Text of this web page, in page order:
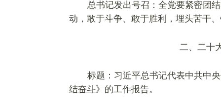
总书记发出号召：全党要紧密团
动，敢于斗争、敢于胜利，埋头苦干
二、二十
标题：习近平总书记代表中共中
结奋斗》 的工作报告。